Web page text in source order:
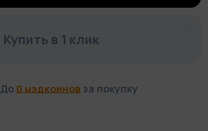
Купить в 1 клик
До 0 мэдкоиновза покупку